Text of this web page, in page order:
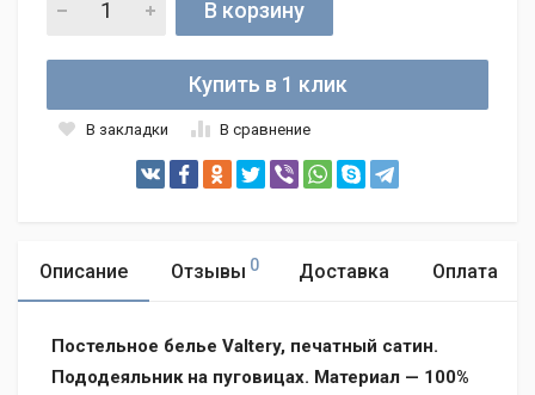
В корзину
Купить в 1 клик
В закладки В сравнение
Описание Отзывы 0 Доставка Оплата
Постельное белье Valtery, печатный сатин.
Пододеяльник на пуговицах. Материал — 100%